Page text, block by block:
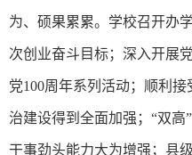
为、硕果累累。学校召开办
次创业奋斗目标；深入开展
党100周年系列活动；顺利
治建设得到全面加强；“双
干事劲头能力大为增强；县